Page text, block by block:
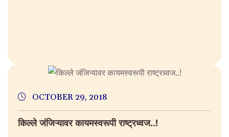
OCTOBER 29, 2018
किल्ले जंजिऱ्यावर कायमस्वरूपी राष्ट्रध्वज..!